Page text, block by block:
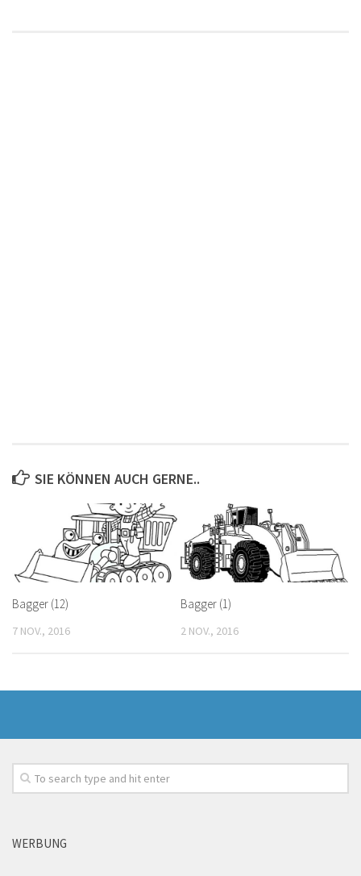
SIE KÖNNEN AUCH GERNE..
Bagger (12)
7 NOV., 2016
Bagger (1)
2 NOV., 2016
WERBUNG